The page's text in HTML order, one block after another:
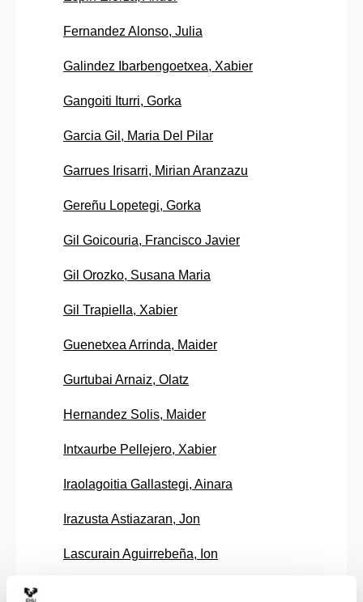
Fernandez Alonso, Julia
Galindez Ibarbengoetxea, Xabier
Gangoiti Iturri, Gorka
Garcia Gil, Maria Del Pilar
Garrues Irisarri, Mirian Aranzazu
Gereñu Lopetegi, Gorka
Gil Goicouria, Francisco Javier
Gil Orozko, Susana Maria
Gil Trapiella, Xabier
Guenetxea Arrinda, Maider
Gurtubai Arnaiz, Olatz
Hernandez Solis, Maider
Intxaurbe Pellejero, Xabier
Iraolagoitia Gallastegi, Ainara
Irazusta Astiazaran, Jon
Lascurain Aguirrebeña, Ion